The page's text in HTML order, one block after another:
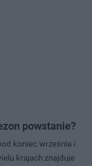
powstanie?
koniec września i
krajach znajduje